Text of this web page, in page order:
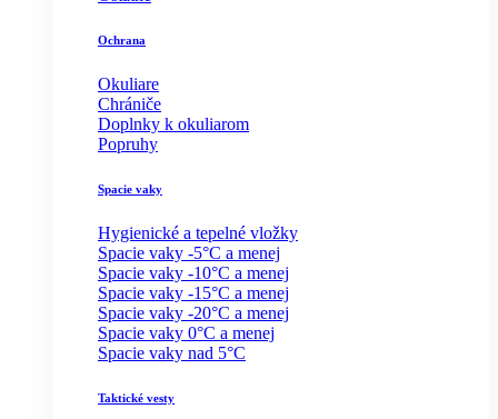
Ochrana
Okuliare
Chrániče
Doplnky k okuliarom
Popruhy
Spacie vaky
Hygienické a tepelné vložky
Spacie vaky -5°C a menej
Spacie vaky -10°C a menej
Spacie vaky -15°C a menej
Spacie vaky -20°C a menej
Spacie vaky 0°C a menej
Spacie vaky nad 5°C
Taktické vesty